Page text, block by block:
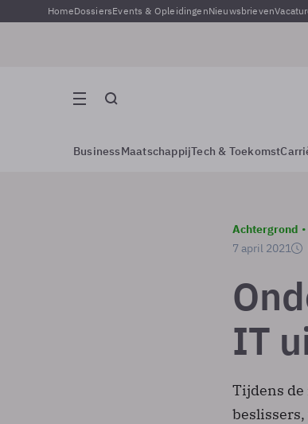
HomeDossiersEvents & OpleidingenNieuwsbrieven
BusinessMaatschappijTech & Toekomst
Achtergrond
7 april 2021
IT
Tijdens de